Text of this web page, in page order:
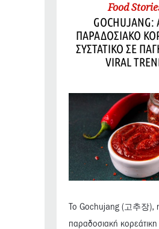
Food
ΠΑΡΑΔΟΣΙΑΚΟ
ΣΥΣΤΑΤΙΚΟ ΣΕ
VIRAL
Το Gochujang (고추장),
παραδοσιακή